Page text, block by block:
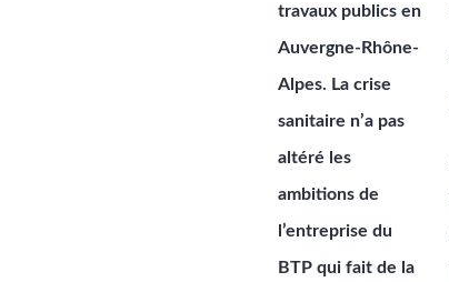
travaux publics en
Auvergne-Rhône-
Alpes. La crise
sanitaire n’a pas
altéré les
ambitions de
l’entreprise du
BTP qui fait de la